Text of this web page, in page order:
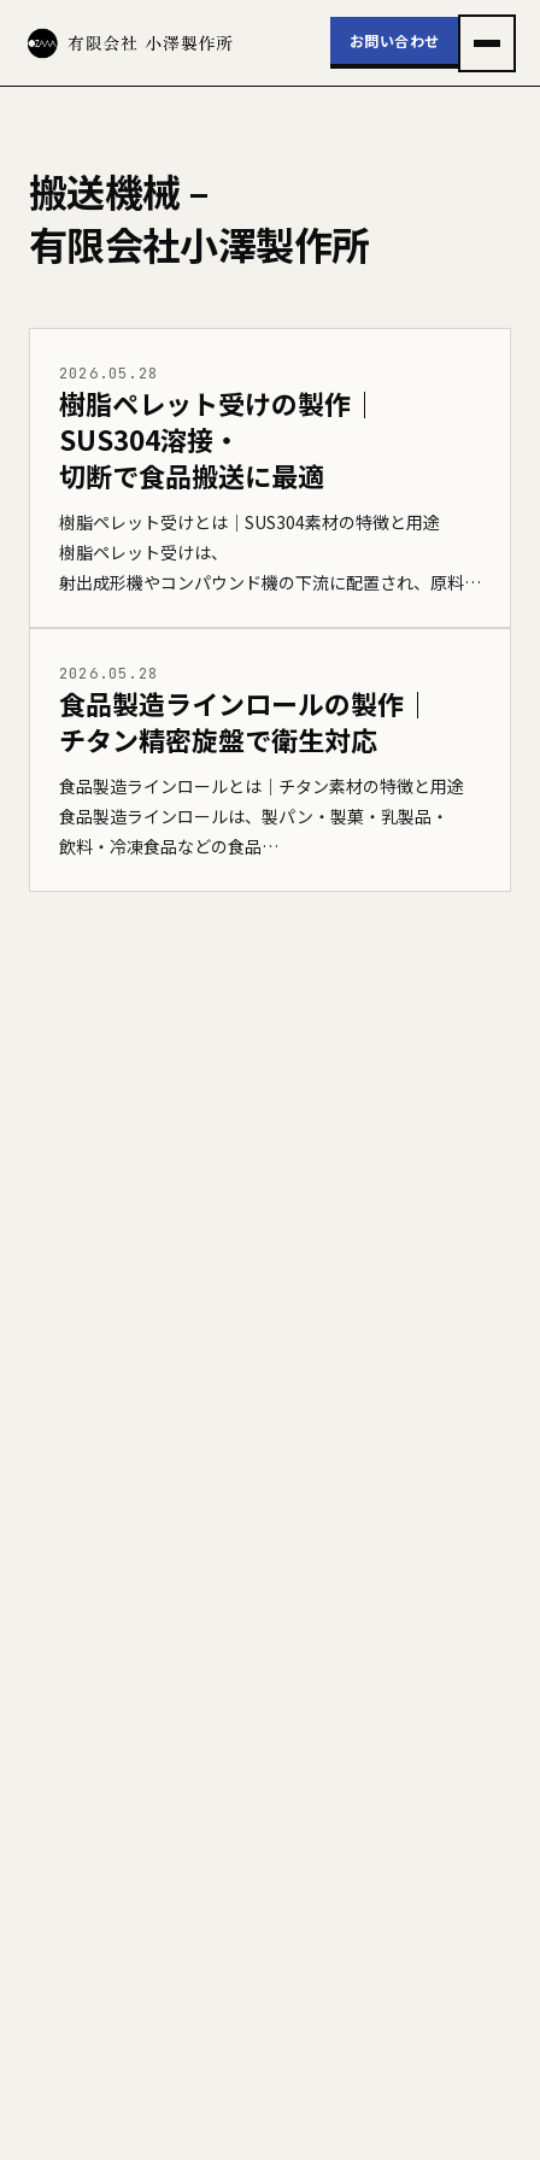
お問い合わせ
搬送機械 –
有限会社小澤製作所
2026.05.28
樹脂ペレット受けの製作｜
SUS304溶接・
切断で食品搬送に最適
樹脂ペレット受けとは｜SUS304素材の特徴と用途
樹脂ペレット受けは、
射出成形機やコンパウンド機の下流に配置され、原料…
2026.05.28
食品製造ラインロールの製作｜
チタン精密旋盤で衛生対応
食品製造ラインロールとは｜チタン素材の特徴と用途
食品製造ラインロールは、製パン・製菓・乳製品・
飲料・冷凍食品などの食品…